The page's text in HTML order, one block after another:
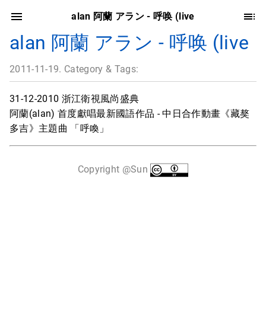
alan 阿蘭 アラン - 呼唤 (live
alan 阿蘭 アラン - 呼唤 (live
2011-11-19. Category & Tags:
31-12-2010 浙江衛視風尚盛典
阿蘭(alan) 首度獻唱最新國語作品 - 中日合作動畫《藏獒
多吉》主題曲 「呼喚」
Copyright @Sun